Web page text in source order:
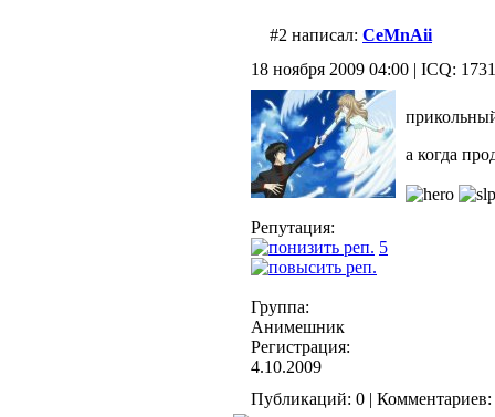
#2 написал: CeMnAii
18 ноября 2009 04:00 | ICQ:
Репутация:
5
Группа:
Анимешник
Регистрация:
4.10.2009
а когда
Публикаций: 0 | Комментариев: